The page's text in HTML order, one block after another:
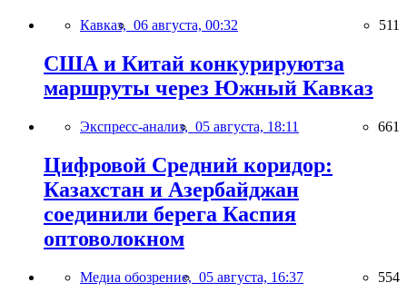
Кавказ, 06 августа, 00:32 511
США и Китай конкурируютза
маршруты через Южный Кавказ
Экспресс-анализ, 05 августа, 18:11 661
Цифровой Средний коридор:
Казахстан и Азербайджан
соединили берега Каспия
оптоволокном
Медиа обозрение, 05 августа, 16:37 554